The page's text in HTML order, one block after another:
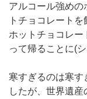
アルコール強めの
トチョコレートを
ホットチョコレ
って帰ることに(
寒すぎるのは寒
したが、世界遺